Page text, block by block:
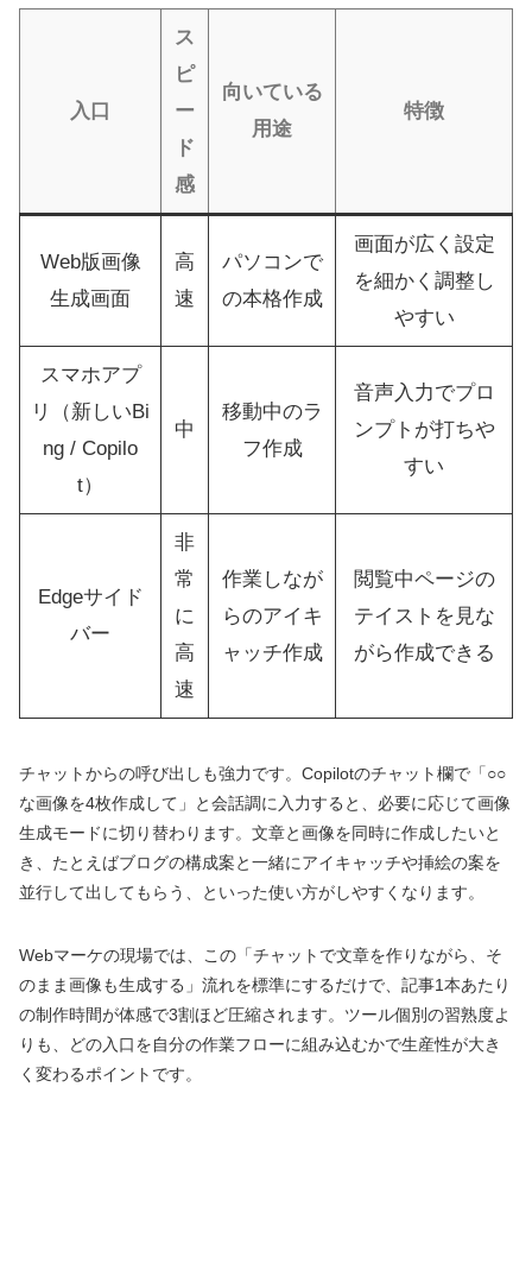
入口
ス
ピ
ー
ド
感
向いている
用途
特徴
Web版画像
生成画面
高
速
パソコンで
の本格作成
画面が広く設定
を細かく調整し
やすい
スマホアプ
リ（新しいBi
ng / Copilo
t）
中
移動中のラ
フ作成
音声入力でプロ
ンプトが打ちや
すい
Edgeサイド
バー
非
常
に
高
速
作業しなが
らのアイキ
ャッチ作成
閲覧中ページの
テイストを見な
がら作成できる
チャットからの呼び出しも強力です。Copilotのチャット欄で「○○
な画像を4枚作成して」と会話調に入力すると、必要に応じて画像
生成モードに切り替わります。文章と画像を同時に作成したいと
き、たとえばブログの構成案と一緒にアイキャッチや挿絵の案を
並行して出してもらう、といった使い方がしやすくなります。
Webマーケの現場では、この「チャットで文章を作りながら、そ
のまま画像も生成する」流れを標準にするだけで、記事1本あたり
の制作時間が体感で3割ほど圧縮されます。ツール個別の習熟度よ
りも、どの入口を自分の作業フローに組み込むかで生産性が大き
く変わるポイントです。